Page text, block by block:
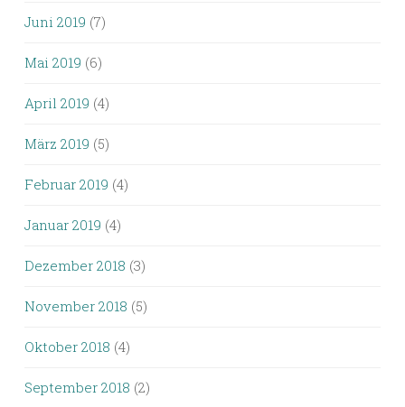
Juni 2019 (7)
Mai 2019 (6)
April 2019 (4)
März 2019 (5)
Februar 2019 (4)
Januar 2019 (4)
Dezember 2018 (3)
November 2018 (5)
Oktober 2018 (4)
September 2018 (2)